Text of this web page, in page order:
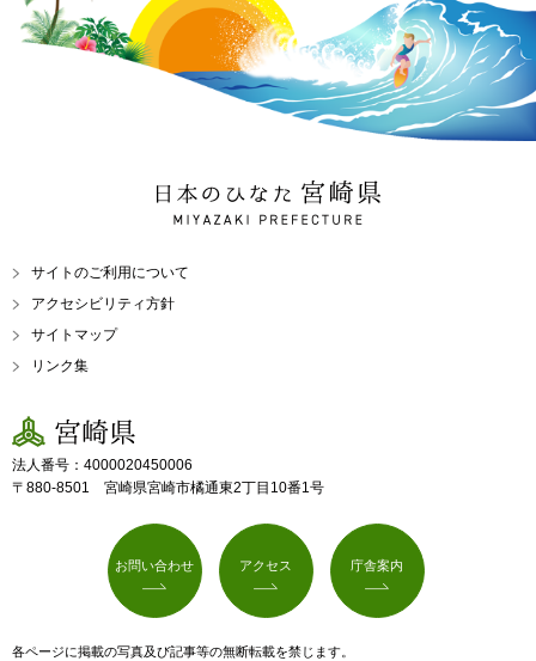
日本のひなた 宮崎県
MIYAZAKI PREFECTURE
サイトのご利用について
アクセシビリティ方針
サイトマップ
リンク集
宮崎県
法人番号：4000020450006
〒880-8501 宮崎県宮崎市橘通東2丁目10番1号
お問い合わせ アクセス 庁舎案内
各ページに掲載の写真及び記事等の無断転載を禁じます。